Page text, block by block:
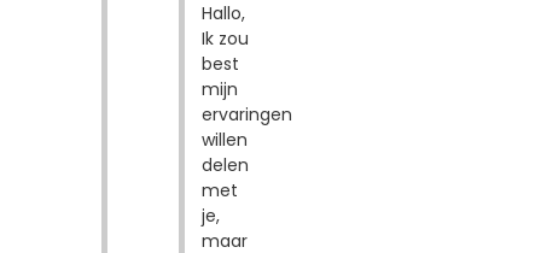
Hallo,
Ik zou
best
mijn
ervaringen
willen
delen
met
je,
maar